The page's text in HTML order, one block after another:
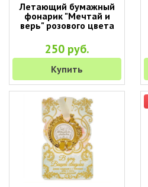
Летающий бумажный
фонарик "Мечтай и
верь" розового цвета
250 руб.
Купить